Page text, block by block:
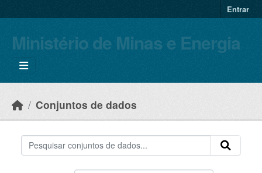
Entrar
Ministério de Minas e Energia
Conjuntos de dados